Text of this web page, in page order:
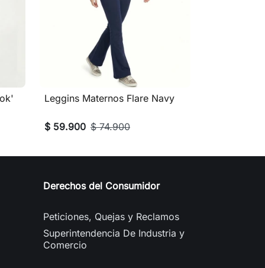
 Vista rápida
Leggins Maternos Flare Navy
$ 59.900 $ 74.900
Derechos del Consumidor
Peticiones, Quejas y Reclamos
Superintendencia De Industria y
Comercio